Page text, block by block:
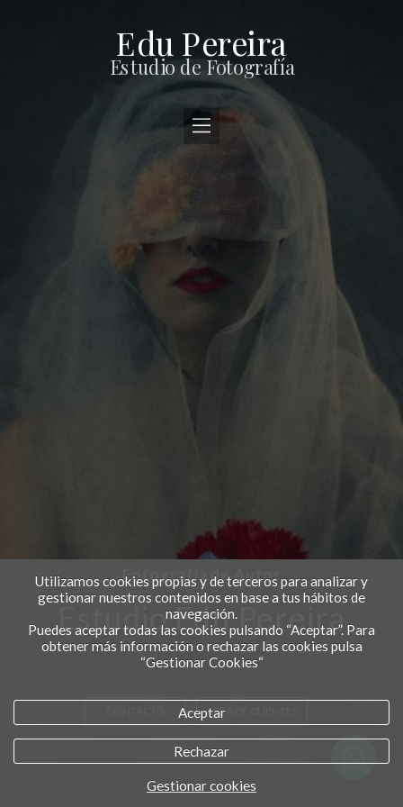
Edu Pereira
Estudio de Fotografía
Fotografía de Autor
Estudio Edu Pereira
AREA DE CLIENTES
Utilizamos cookies propias y de terceros para analizar y
gestionar nuestros contenidos en base a tus hábitos de
navegación.
Puedes aceptar todas las cookies pulsando “Aceptar”. Para
obtener más información o rechazar las cookies pulsa
“Gestionar Cookies“
Aceptar
Rechazar
Gestionar cookies